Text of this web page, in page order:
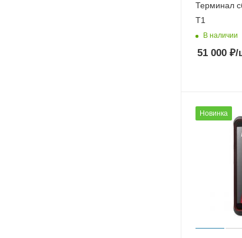
Терминал
T1
В наличии
51 000 ₽/
Новинка